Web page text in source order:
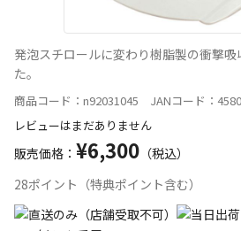
発泡スチロールに変わり樹脂製の衝撃
た。
商品コード：n92031045 JANコード：
レビューはまだありません
販売価格： ¥6,300 （税込）
28ポイント（特典ポイント含む）